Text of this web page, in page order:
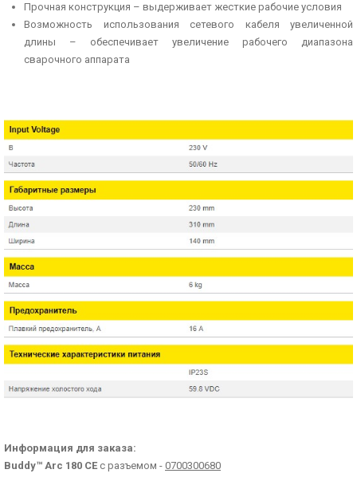
Прочная конструкция – выдерживает жесткие рабочие условия
Возможность использования сетевого кабеля увеличенной
длины – обеспечивает увеличение рабочего диапазона
сварочного аппарата
Информация для заказа:
Buddy™ Arc 180 CE с разъемом - 0700300680